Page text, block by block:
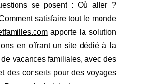
se posent : Où aller ?
satisfaire tout le monde
apporte la solution
en offrant un site dédié à la
vacances familiales, avec des
des conseils pour des voyages